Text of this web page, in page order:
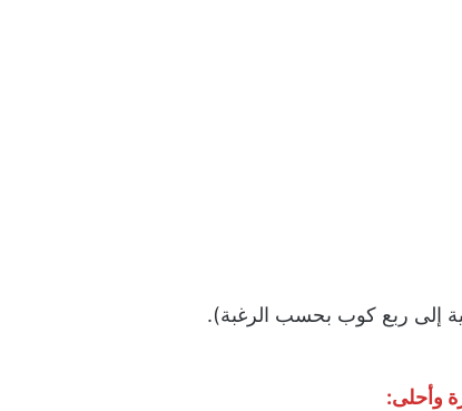
إلى ربع كوب بحسب الرغبة).
وأحلى: